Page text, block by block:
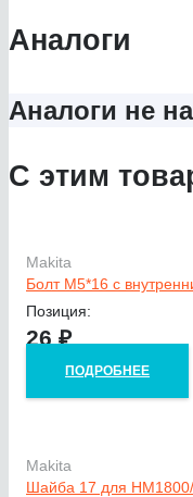
Аналоги
Аналоги не
С этим
Makita
Болт M5*16 с
Позиция:
26₽
ПОДРОБНЕЕ
Makita
Шайба 17 для